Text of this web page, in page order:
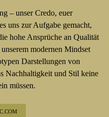
– unser Credo, euer
uns zur Aufgabe gemacht,
hohe Ansprüche an Qualität
modernen Mindset
Darstellungen von
Nachhaltigkeit und Stil keine
müssen.